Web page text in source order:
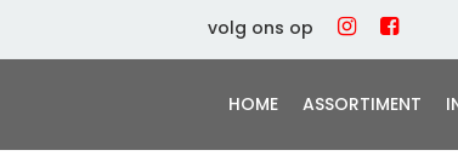
volg ons op
HOME ASSORTIMENT